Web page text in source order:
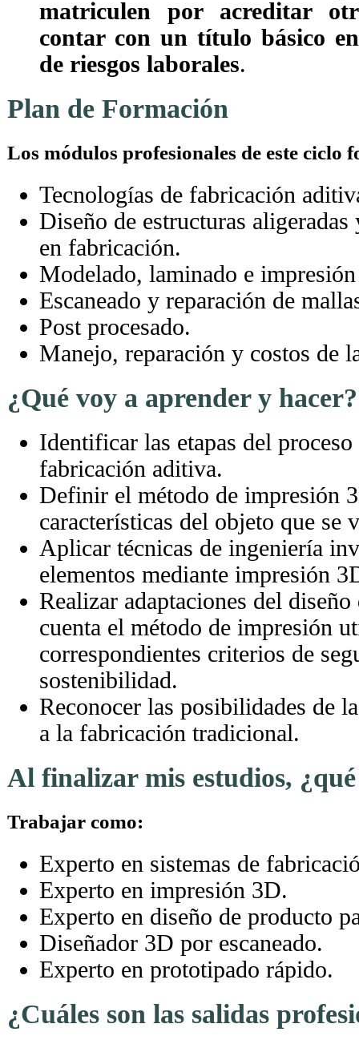
matriculen por acreditar
contar con un título básico
de riesgos laborales.
Plan de Formación
Los módulos profesionales de este ciclo
Tecnologías de fabricación
Diseño de estructuras
en fabricación.
Modelado, laminado e
Escaneado y reparación de
Post procesado.
Manejo, reparación y costos de
¿Qué voy a aprender y hacer?
Identificar las etapas del
fabricación aditiva.
Definir el método de impresión
características del objeto que se
Aplicar técnicas de ingeniería
elementos mediante impresión
Realizar adaptaciones del
cuenta el método de impresión
correspondientes criterios de
sostenibilidad.
Reconocer las posibilidades de
a la fabricación tradicional.
Al finalizar mis estudios,
Trabajar como:
Experto en sistemas de
Experto en impresión 3D.
Experto en diseño de producto
Diseñador 3D por escaneado.
Experto en prototipado rápido.
¿Cuáles son las salidas